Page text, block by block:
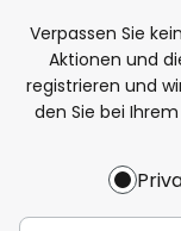
Verpassen Sie
Aktionen und
registrieren und
den Sie bei